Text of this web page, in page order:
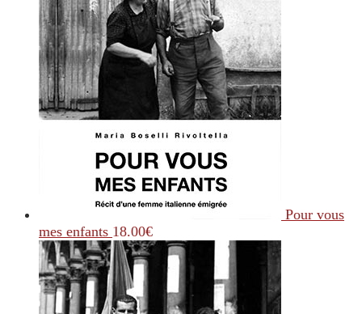
Pour vous
mes enfants 18.00€